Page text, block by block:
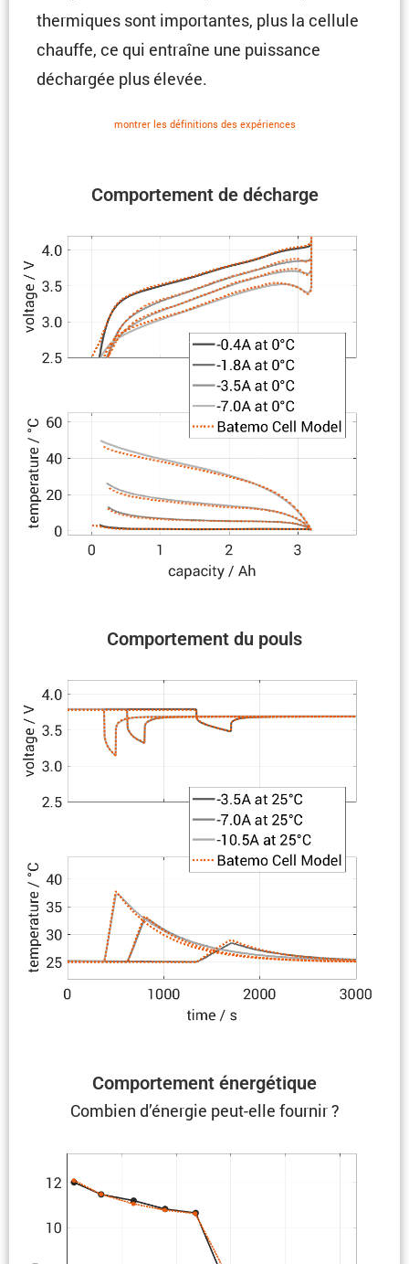
Compor­te­ment de décharge
thermiques sont impor­tantes, plus la cellule
chauffe, ce qui entraîne une puissance
déchargée plus élevée.
Compor­te­ment du pouls
montrer les défini­tions des expériences
Compor­te­ment énergétique
Combien d’énergie peut-elle fournir ?